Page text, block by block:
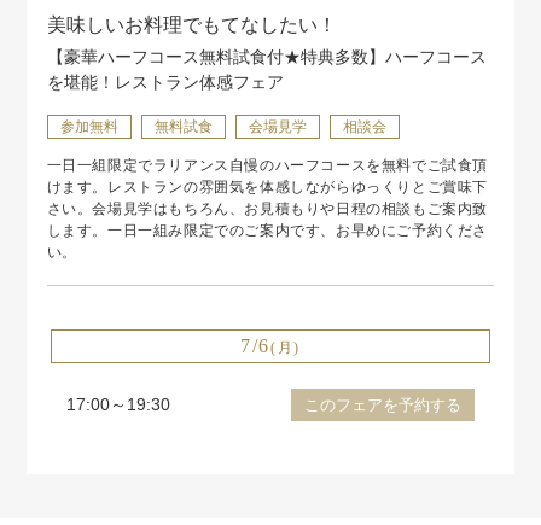
美味しいお料理でもてなしたい！
【豪華ハーフコース無料試食付★特典多数】ハーフコース
を堪能！レストラン体感フェア
参加無料 無料試食 会場見学 相談会
一日一組限定でラリアンス自慢のハーフコースを無料でご試食頂
けます。レストランの雰囲気を体感しながらゆっくりとご賞味下
さい。会場見学はもちろん、お見積もりや日程の相談もご案内致
します。一日一組み限定でのご案内です、お早めにご予約くださ
い。
7/6(月)
17:00～19:30 このフェアを予約する